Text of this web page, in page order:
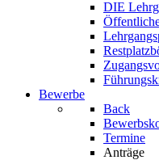
DIE
Bewerbe
Back
Termine
Anträge